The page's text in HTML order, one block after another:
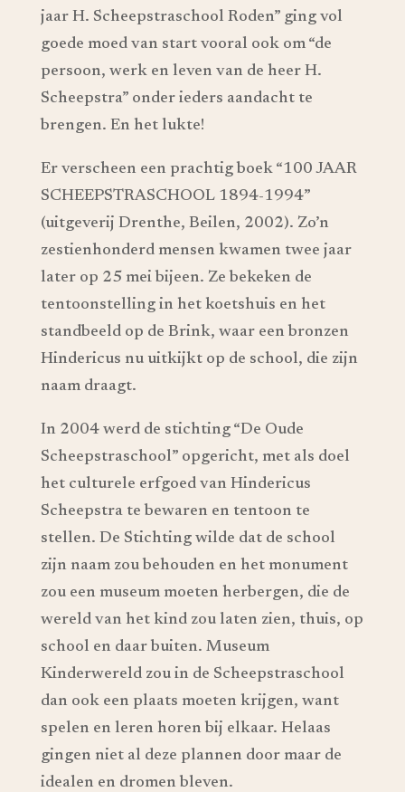
jaar H. Scheepstraschool Roden” ging vol
goede moed van start vooral ook om “de
persoon, werk en leven van de heer H.
Scheepstra” onder ieders aandacht te
brengen. En het lukte!
Er verscheen een prachtig boek “100 JAAR
SCHEEPSTRASCHOOL 1894-1994”
(uitgeverij Drenthe, Beilen, 2002). Zo’n
zestienhonderd mensen kwamen twee jaar
later op 25 mei bijeen. Ze bekeken de
tentoonstelling in het koetshuis en het
standbeeld op de Brink, waar een bronzen
Hindericus nu uitkijkt op de school, die zijn
naam draagt.
In 2004 werd de stichting “De Oude
Scheepstraschool” opgericht, met als doel
het culturele erfgoed van Hindericus
Scheepstra te bewaren en tentoon te
stellen. De Stichting wilde dat de school
zijn naam zou behouden en het monument
zou een museum moeten herbergen, die de
wereld van het kind zou laten zien, thuis, op
school en daar buiten. Museum
Kinderwereld zou in de Scheepstraschool
dan ook een plaats moeten krijgen, want
spelen en leren horen bij elkaar. Helaas
gingen niet al deze plannen door maar de
idealen en dromen bleven.